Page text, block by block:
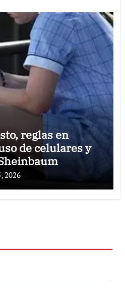
reglas en
de celulares y
2026